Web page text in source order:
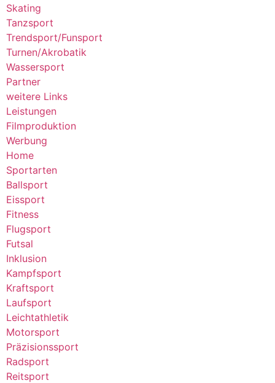
Skating
Tanzsport
Trendsport/Funsport
Turnen/Akrobatik
Wassersport
Partner
weitere Links
Leistungen
Filmproduktion
Werbung
Home
Sportarten
Ballsport
Eissport
Fitness
Flugsport
Futsal
Inklusion
Kampfsport
Kraftsport
Laufsport
Leichtathletik
Motorsport
Präzisionssport
Radsport
Reitsport